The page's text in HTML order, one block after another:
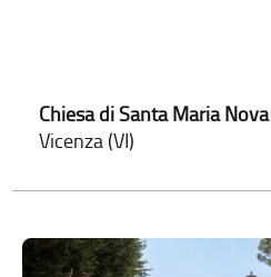
Chiesa di Santa Maria Nova
Vicenza (VI)